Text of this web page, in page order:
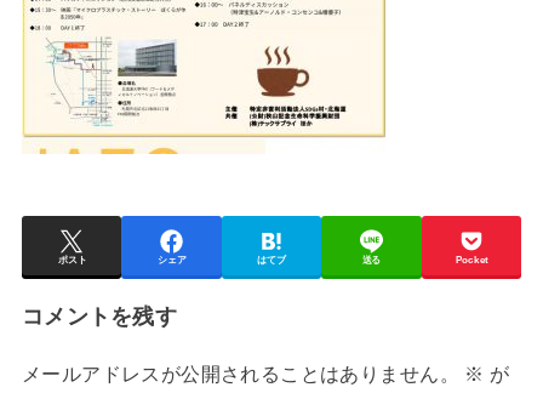
ポスト シェア はてブ 送る Pocket
コメントを残す
メールアドレスが公開されることはありません。 ※ が